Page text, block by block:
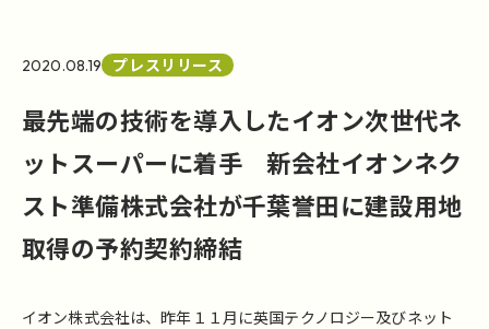
2020.08.19 プレスリリース
最先端の技術を導入したイオン次世代ネ
ットスーパーに着手 新会社イオンネク
スト準備株式会社が千葉誉田に建設用地
取得の予約契約締結
イオン株式会社は、昨年１１月に英国テクノロジー及びネット